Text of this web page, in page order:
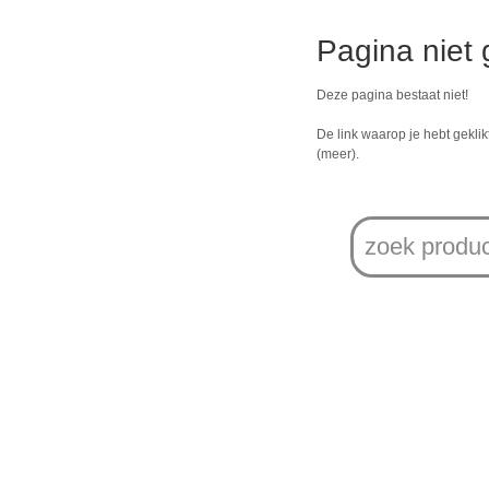
Pagina niet
Deze pagina bestaat niet!
De link waarop je hebt
(meer).